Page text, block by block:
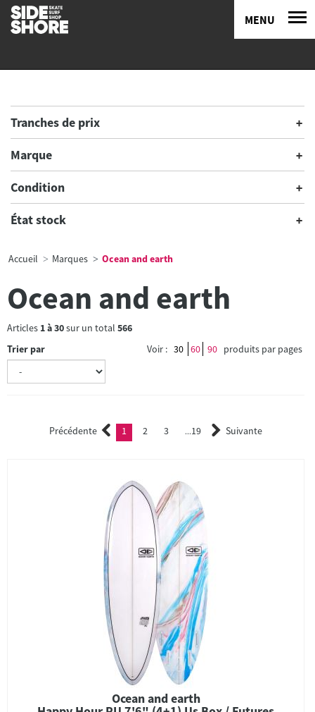
MENU
Tranches de prix
Marque
Condition
État stock
Accueil Marques Ocean and earth
Ocean and earth
Articles 1à30sur un total 566
Trier par
Voir : 30 60 90 produits par pages
Précédente 1 (current)
2 3 ...19 Suivante
Ocean and earth